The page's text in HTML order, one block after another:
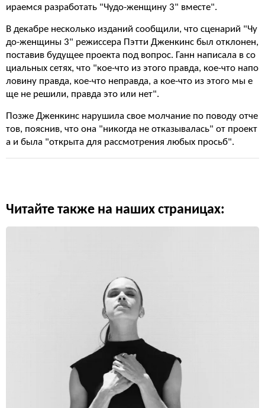
ираемся разработать "Чудо-женщину 3" вместе".
В декабре несколько изданий сообщили, что сценарий "Чу
до-женщины 3" режиссера Пэтти Дженкинс был отклонен,
поставив будущее проекта под вопрос. Ганн написала в со
циальных сетях, что "кое-что из этого правда, кое-что напо
ловину правда, кое-что неправда, а кое-что из этого мы е
ще не решили, правда это или нет".
Позже Дженкинс нарушила свое молчание по поводу отче
тов, пояснив, что она "никогда не отказывалась" от проект
а и была "открыта для рассмотрения любых просьб".
Читайте также на наших страницах: